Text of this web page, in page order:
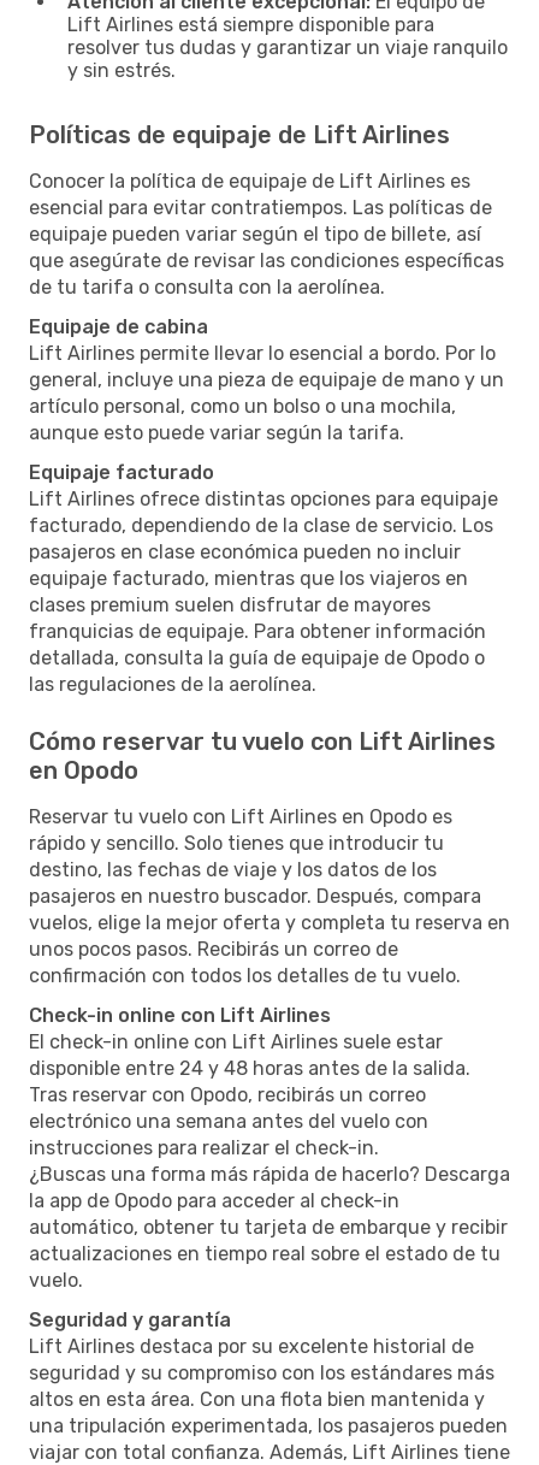
Lift Airlines está siempre disponible para
resolver tus dudas y garantizar un viaje ranquilo
y sin estrés.
Políticas de equipaje de Lift Airlines
Conocer la política de equipaje de Lift Airlines es
esencial para evitar contratiempos. Las políticas de
equipaje pueden variar según el tipo de billete, así
que asegúrate de revisar las condiciones específicas
de tu tarifa o consulta con la aerolínea.
Equipaje de cabina
Lift Airlines permite llevar lo esencial a bordo. Por lo
general, incluye una pieza de equipaje de mano y un
artículo personal, como un bolso o una mochila,
aunque esto puede variar según la tarifa.
Equipaje facturado
Lift Airlines ofrece distintas opciones para equipaje
facturado, dependiendo de la clase de servicio. Los
pasajeros en clase económica pueden no incluir
equipaje facturado, mientras que los viajeros en
clases premium suelen disfrutar de mayores
franquicias de equipaje. Para obtener información
detallada, consulta la guía de equipaje de Opodo o
las regulaciones de la aerolínea.
Cómo reservar tu vuelo con Lift Airlines
en Opodo
Reservar tu vuelo con Lift Airlines en Opodo es
rápido y sencillo. Solo tienes que introducir tu
destino, las fechas de viaje y los datos de los
pasajeros en nuestro buscador. Después, compara
vuelos, elige la mejor oferta y completa tu reserva en
unos pocos pasos. Recibirás un correo de
confirmación con todos los detalles de tu vuelo.
Check-in online con Lift Airlines
El check-in online con Lift Airlines suele estar
disponible entre 24 y 48 horas antes de la salida.
Tras reservar con Opodo, recibirás un correo
electrónico una semana antes del vuelo con
instrucciones para realizar el check-in.
¿Buscas una forma más rápida de hacerlo? Descarga
la app de Opodo para acceder al check-in
automático, obtener tu tarjeta de embarque y recibir
actualizaciones en tiempo real sobre el estado de tu
vuelo.
Seguridad y garantía
Lift Airlines destaca por su excelente historial de
seguridad y su compromiso con los estándares más
altos en esta área. Con una flota bien mantenida y
una tripulación experimentada, los pasajeros pueden
viajar con total confianza. Además, Lift Airlines tiene